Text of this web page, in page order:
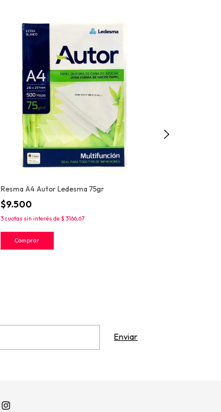
Resma A4 Autor Ledesma 75gr
$9.500
3cuotas sin interés de$ 3166,67